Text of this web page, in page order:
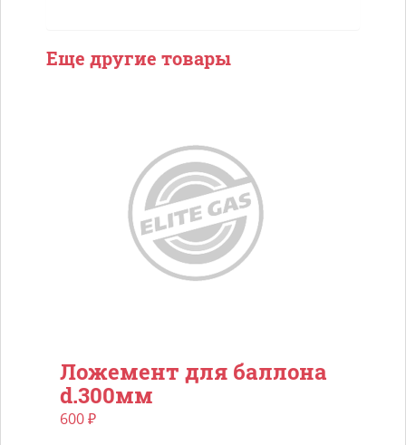
Еще другие товары
Ложемент для баллона
d.300мм
600₽